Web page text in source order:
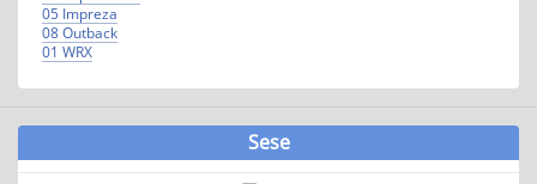
05 Impreza
08 Outback
01 WRX
Sese